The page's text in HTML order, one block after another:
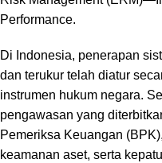
Performance.
Di Indonesia, penerapan
dan terukur telah diatur
instrumen hukum negara.
pengawasan yang
Pemeriksa Keuangan (BPK),
keamanan aset, serta